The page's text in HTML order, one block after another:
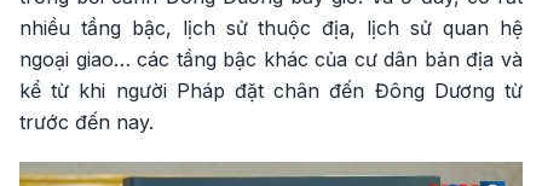
nhiều tầng bậc, lịch sử thuộc địa, lịch sử quan hệ
ngoại giao… các tầng bậc khác của cư dân bản địa và
kể từ khi người Pháp đặt chân đến Đông Dương từ
trước đến nay.